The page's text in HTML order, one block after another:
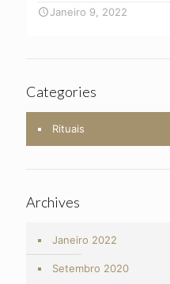
Janeiro 9, 2022
Categories
Rituais
Archives
Janeiro 2022
Setembro 2020